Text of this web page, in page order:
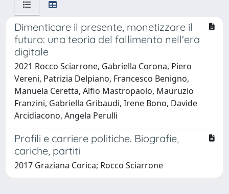
Dimenticare il presente, monetizzare il
futuro: una teoria del fallimento nell'era
digitale
2021 Rocco Sciarrone, Gabriella Corona, Piero
Vereni, Patrizia Delpiano, Francesco Benigno,
Manuela Ceretta, Alfio Mastropaolo, Mauruzio
Franzini, Gabriella Gribaudi, Irene Bono, Davide
Arcidiacono, Angela Perulli
Profili e carriere politiche. Biografie,
cariche, partiti
2017 Graziana Corica; Rocco Sciarrone